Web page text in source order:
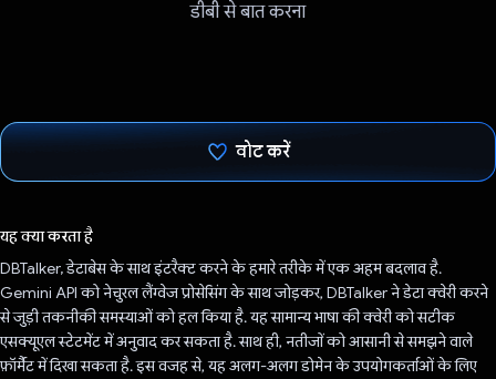
डीबी से बात करना
वोट करें
यह क्या करता है
DBTalker, डेटाबेस के साथ इंटरैक्ट करने के हमारे तरीके में एक अहम बदलाव है.
Gemini API को नेचुरल लैंग्वेज प्रोसेसिंग के साथ जोड़कर, DBTalker ने डेटा क्वेरी करने
से जुड़ी तकनीकी समस्याओं को हल किया है. यह सामान्य भाषा की क्वेरी को सटीक
एसक्यूएल स्टेटमेंट में अनुवाद कर सकता है. साथ ही, नतीजों को आसानी से समझने वाले
फ़ॉर्मैट में दिखा सकता है. इस वजह से, यह अलग-अलग डोमेन के उपयोगकर्ताओं के लिए